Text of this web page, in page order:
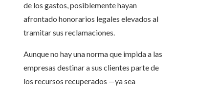
de los gastos, posiblemente hayan
afrontado honorarios legales elevados al
tramitar sus reclamaciones.
Aunque no hay una norma que impida a las
empresas destinar a sus clientes parte de
los recursos recuperados —ya sea